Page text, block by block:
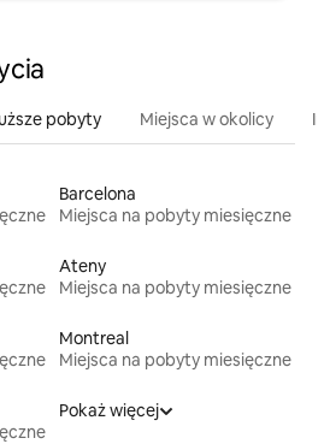
pobyty Miejsca w okolicy
Barcelona
Miejsca na pobyty miesięczne
Ateny
Miejsca na pobyty miesięczne
Montreal
Miejsca na pobyty miesięczne
Pokaż więcej